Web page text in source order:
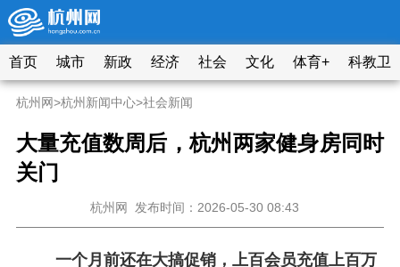
首页 城市 新政 经济 社会 文化 体育+ 科教卫
杭州网>杭州新闻中心>社会新闻
大量充值数周后，杭州两家健身房同时
关门
杭州网 发布时间：2026-05-30 08:43
一个月前还在大搞促销，上百会员充值上百万